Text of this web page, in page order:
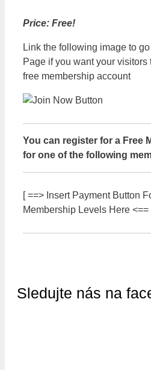
Price: Free!
Link the following image to
Page if you want your visitors
free membership account
You can register for a Free
for one of the following
[ ==> Insert Payment Button
Membership Levels Here <==
Sledujte nás na